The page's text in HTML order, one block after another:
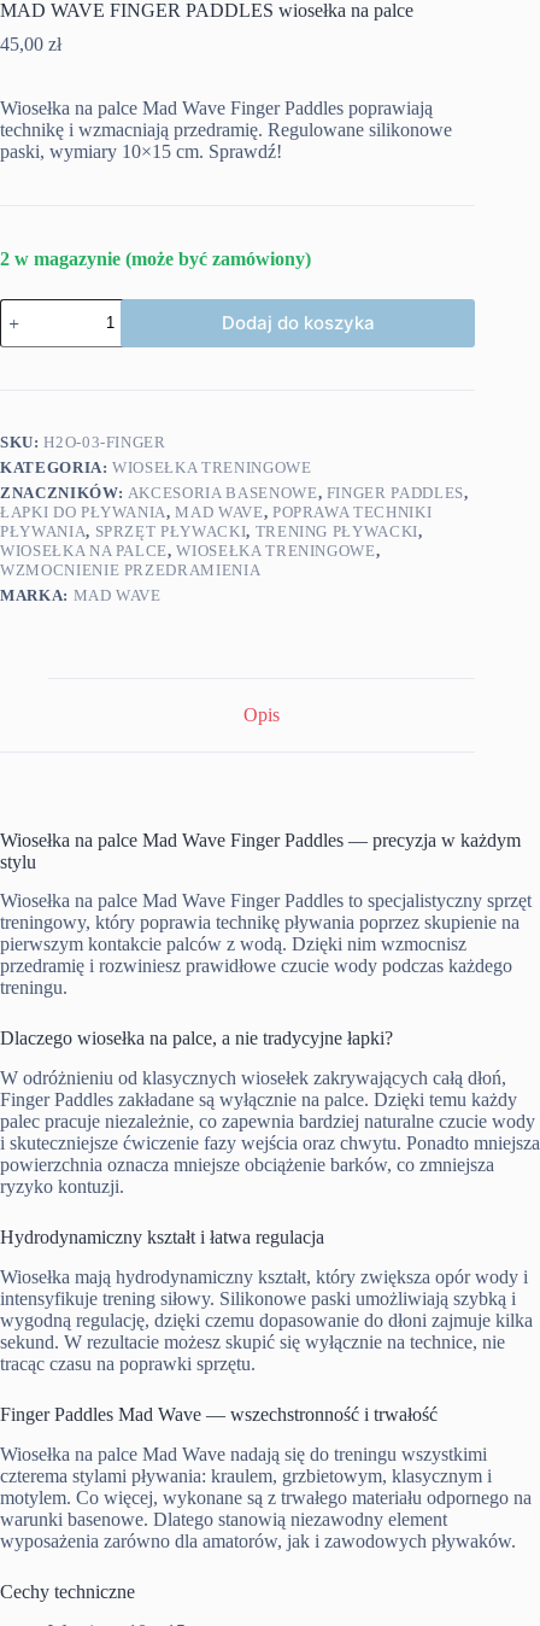
MAD WAVE FINGER PADDLES wiosełka na palce
45,00 zł
Wiosełka na palce Mad Wave Finger Paddles poprawiają
technikę i wzmacniają przedramię. Regulowane silikonowe
paski, wymiary 10×15 cm. Sprawdź!
2 w magazynie (może być zamówiony)
ilość
MAD
WAVE
palce
Dodaj do koszyka
SKU:H2O-03-FINGER
KATEGORIA:WIOSEŁKA TRENINGOWE
ZNACZNIKÓW: AKCESORIA BASENOWE, FINGER PADDLES,
ŁAPKI DO PŁYWANIA,MAD WAVE, POPRAWA TECHNIKI
PŁYWANIA, SPRZĘT PŁYWACKI, TRENING PŁYWACKI,
WIOSEŁKA NA PALCE,WIOSEŁKA TRENINGOWE,
WZMOCNIENIE PRZEDRAMIENIA
MARKA: MAD WAVE
Opis
Wiosełka na palce Mad Wave Finger Paddles — precyzja w każdym
stylu
Wiosełka na palce Mad Wave Finger Paddles to specjalistyczny sprzęt
treningowy, który poprawia technikę pływania poprzez skupienie na
pierwszym kontakcie palców z wodą. Dzięki nim wzmocnisz
przedramię i rozwiniesz prawidłowe czucie wody podczas każdego
treningu.
Dlaczego wiosełka na palce, a nie tradycyjne łapki?
W odróżnieniu od klasycznych wiosełek zakrywających całą dłoń,
Finger Paddles zakładane są wyłącznie na palce. Dzięki temu każdy
palec pracuje niezależnie, co zapewnia bardziej naturalne czucie wody
i skuteczniejsze ćwiczenie fazy wejścia oraz chwytu. Ponadto mniejsza
powierzchnia oznacza mniejsze obciążenie barków, co zmniejsza
ryzyko kontuzji.
Hydrodynamiczny kształt i łatwa regulacja
Wiosełka mają hydrodynamiczny kształt, który zwiększa opór wody i
intensyfikuje trening siłowy. Silikonowe paski umożliwiają szybką i
wygodną regulację, dzięki czemu dopasowanie do dłoni zajmuje kilka
sekund. W rezultacie możesz skupić się wyłącznie na technice, nie
tracąc czasu na poprawki sprzętu.
Finger Paddles Mad Wave — wszechstronność i trwałość
Wiosełka na palce Mad Wave nadają się do treningu wszystkimi
czterema stylami pływania: kraulem, grzbietowym, klasycznym i
motylem. Co więcej, wykonane są z trwałego materiału odpornego na
warunki basenowe. Dlatego stanowią niezawodny element
wyposażenia zarówno dla amatorów, jak i zawodowych pływaków.
Cechy techniczne